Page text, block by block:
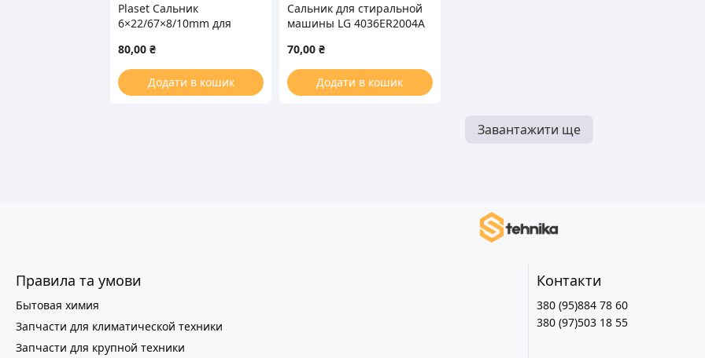
Plaset Сальник
6×22/67×8/10mm для
80,00₴
Додати в кошик
Сальник для стиральной
машины LG 4036ER2004A
70,00 ₴
Додати в кошик
Завантажити ще
Правила та умови
Бытовая химия
Запчасти для климатической техники
Запчасти для крупной техники
Контакти
380 (95)884 78 60
380 (97)503 18 55